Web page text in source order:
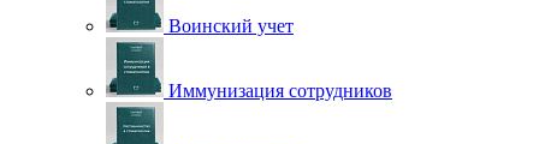
Воинский учет
Иммунизация сотрудников